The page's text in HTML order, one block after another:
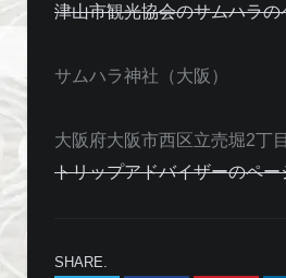
津山市観光協会のサムハラの
サムハラ神社（大阪）
大阪府大阪市西区立売堀2丁
トリップアドバイザーのペー
SHARE.